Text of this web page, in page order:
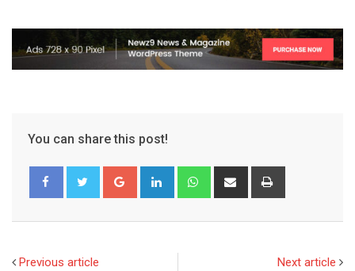
You can share this post!
Google+ LinkedIn WhatsappShare
Previous article Next article